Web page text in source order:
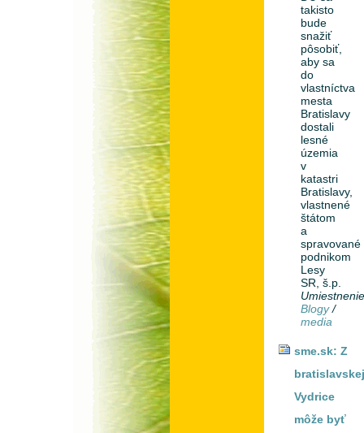
takisto
bude
snažiť
pôsobiť,
aby sa
do
vlastníctva
mesta
Bratislavy
dostali
lesné
územia
v
katastri
Bratislavy,
vlastnené
štátom
a
spravované
podnikom
Lesy
SR, š.p.
Blogy /
media
sme.sk: Z
bratislavskej
Vydrice
môže byť